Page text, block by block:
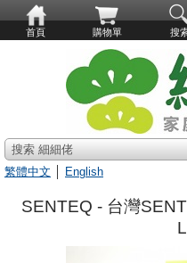
首頁 購物單 搜
搜索 細細佬
繁體中文
English
SENTEQ - 台灣